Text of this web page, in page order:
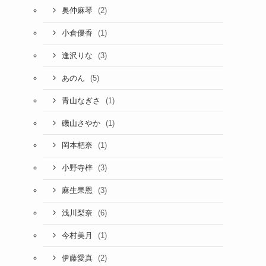
奥仲麻琴 (2)
小倉優香 (1)
逢沢りな (3)
あのん (5)
青山なぎさ (1)
磯山さやか (1)
岡本杷奈 (1)
小野寺梓 (3)
麻生果恩 (3)
浅川梨奈 (6)
今村美月 (1)
伊藤愛真 (2)